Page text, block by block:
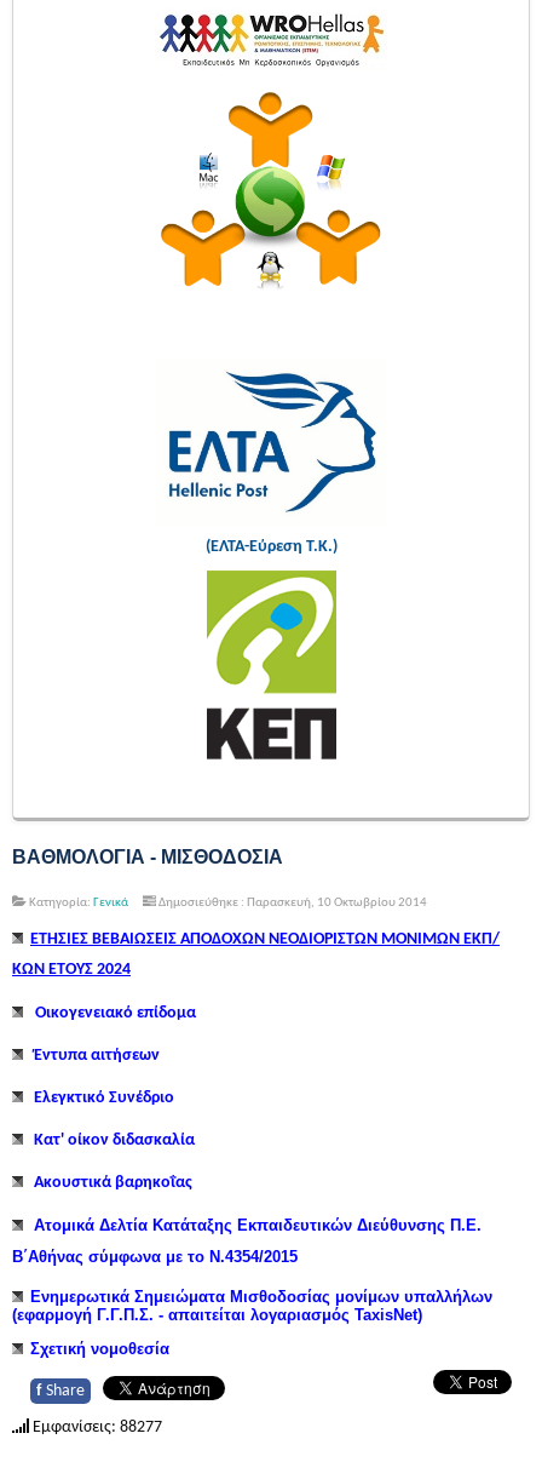
(ΕΛΤΑ-Εύρεση Τ.Κ.)
ΒΑΘΜΟΛΟΓΙΑ - ΜΙΣΘΟΔΟΣΙΑ
Κατηγορία: Γενικά Δημοσιεύθηκε : Παρασκευή, 10 Οκτωβρίου 2014
ΕΤΗΣΙΕΣ ΒΕΒΑΙΩΣΕΙΣ ΑΠΟΔΟΧΩΝ ΝΕΟΔΙΟΡΙΣΤΩΝ ΜΟΝΙΜΩΝ ΕΚΠ/
ΚΩΝ ΕΤΟΥΣ 2024
Οικογενειακό επίδομα
Έντυπα αιτήσεων
Ελεγκτικό Συνέδριο
Κατ' οίκον διδασκαλία
Ακουστικά βαρηκοΐας
Ατομικά Δελτία Κατάταξης Εκπαιδευτικών Διεύθυνσης Π.Ε.
Β΄Αθήνας σύμφωνα με το Ν.4354/2015
Ενημερωτικά Σημειώματα Μισθοδοσίας μονίμων υπαλλήλων
(εφαρμογή Γ.Γ.Π.Σ. - απαιτείται λογαριασμός TaxisNet)
Σχετική νομοθεσία
f Share
Εμφανίσεις: 88277